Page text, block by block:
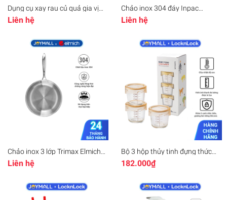
Dụng cụ xay rau củ quả gia vị
Elmich EL8416, Hàng chính
hãng, cối nhựa trong suốt, lưỡi
Liên hệ
Chảo inox 304 đáy Inpac
Elmich EL-2830 EL-2831 EL-
2832 EL-2833, Hàng chính
Liên hệ
Chảo inox 3 lớp Trimax Elmich
EL-3846 26cm, Hàng chính
hãng, Công nghệ Stop Hot,
Liên hệ
Bộ 3 hộp thủy tinh đựng thức
ăn dặm cho bé LocknLock
LLG542S3IVY - Hàng chính
182.000₫